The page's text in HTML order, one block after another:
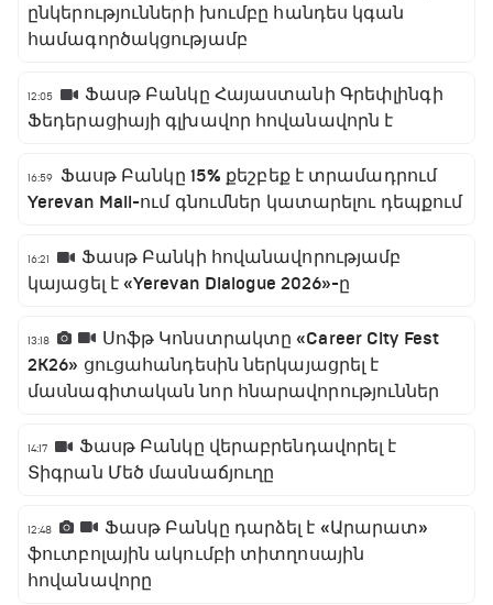
ընկերությունների խումբը հանդես կգան
համագործակցությամբ
12:05
Ֆասթ Բանկը Հայաստանի Գրեփլինգի
Ֆեդերացիայի գլխավոր հովանավորն է
16:59
Ֆասթ Բանկը 15% քեշբեք է տրամադրում
Yerevan Mall-ում գնումներ կատարելու դեպքում
16:21
Ֆասթ Բանկի հովանավորությամբ
կայացել է «Yerevan Dialogue 2026»-ը
13:18
Սոֆթ Կոնստրակտը «Career City Fest
2K26» ցուցահանդեսին ներկայացրել է
մասնագիտական նոր հնարավորություններ
14:17
Ֆասթ Բանկը վերաբրենդավորել է
Տիգրան Մեծ մասնաճյուղը
12:48
Ֆասթ Բանկը դարձել է «Արարատ»
ֆուտբոլային ակումբի տիտղոսային
հովանավորը